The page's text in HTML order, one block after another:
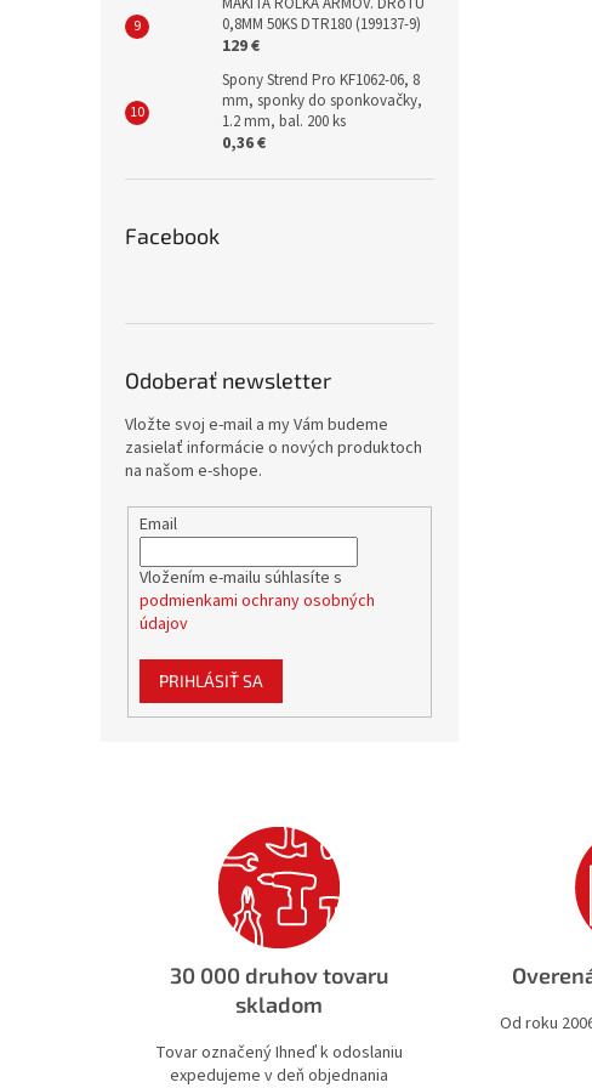
0,8MM 50KS DTR180 (199137-9)
129 €
Spony Strend Pro KF1062-06, 8
mm, sponky do sponkovačky,
1.2 mm, bal. 200 ks
0,36 €
Facebook
Odoberať newsletter
Vložte svoj e-mail a my Vám budeme
zasielať informácie o nových produktoch
na našom e-shope.
Email
Vložením e-mailu súhlasíte s
podmienkami ochrany osobných
údajov
PRIHLÁSIŤ SA
30 000 druhov tovaru
skladom
Tovar označený Ihneď k odoslaniu
expedujeme v deň objednania
Od roku